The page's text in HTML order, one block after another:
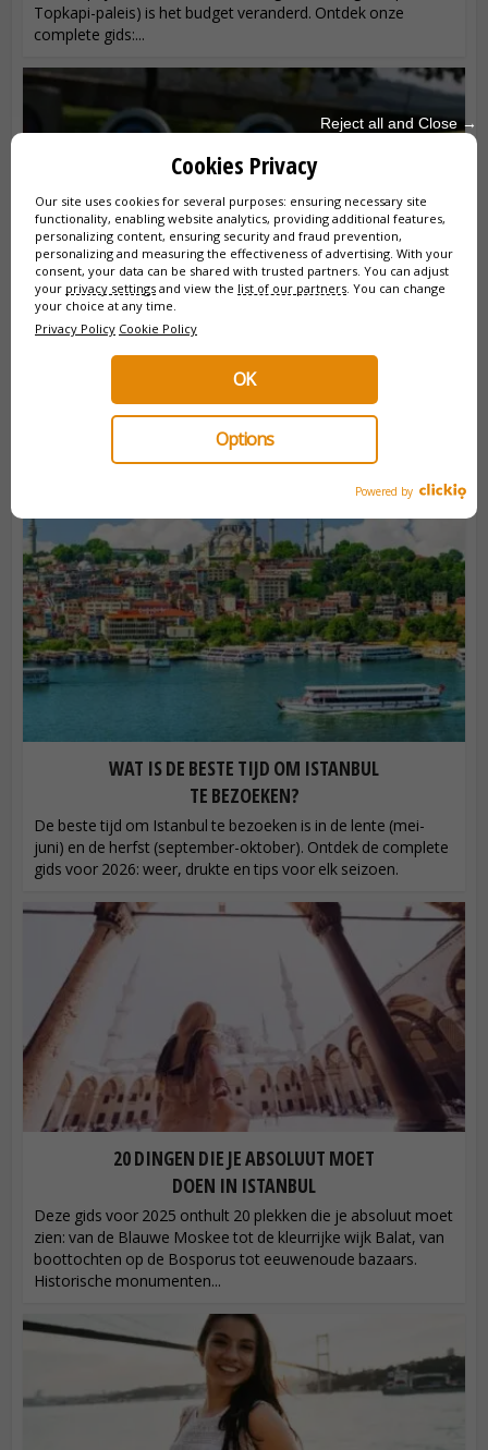
Topkapi-paleis) is het budget veranderd. Ontdek onze
complete gids:...
IS ISTANBUL EEN VEILIGE STAD VOOR
TOERISTEN? WELKE
VOORZORGSMAATREGELEN MOET JE
NEMEN?
Is Istanbul een veilige stad voor toeristen? In Istanbul zijn
een paar voorzorgsmaatregelen nodig om optimaal van je
bezoek te genieten. Blijf veilig in Istanbul met onze reistips.
WAT IS DE BESTE TIJD OM ISTANBUL
TE BEZOEKEN?
De beste tijd om Istanbul te bezoeken is in de lente (mei-
juni) en de herfst (september-oktober). Ontdek de complete
gids voor 2026: weer, drukte en tips voor elk seizoen.
20 DINGEN DIE JE ABSOLUUT MOET
DOEN IN ISTANBUL
Deze gids voor 2025 onthult 20 plekken die je absoluut moet
zien: van de Blauwe Moskee tot de kleurrijke wijk Balat, van
boottochten op de Bosporus tot eeuwenoude bazaars.
Historische monumenten...
Reject all and Close →
Cookies Privacy
Our site uses cookies for several purposes: ensuring necessary site
functionality, enabling website analytics, providing additional features,
personalizing content, ensuring security and fraud prevention,
personalizing and measuring the effectiveness of advertising. With your
consent, your data can be shared with trusted partners. You can adjust
your privacy settings and view the list of our partners . You can change
your choice at any time.
Privacy Policy Cookie Policy
Options
OK
Powered by